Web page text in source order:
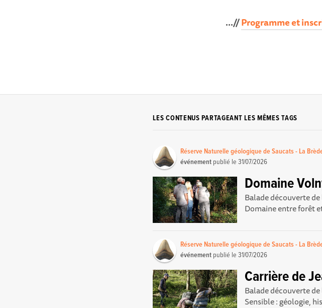
...//Programme et
LES CONTENUS PARTAGEANT LES MÊMES TAGS
Réserve Naturelle géologique de Saucats - La
événement publié le31/07/2026
Domaine
Balade découverte
Domaine entre forêt
Réserve Naturelle géologique de Saucats - La
événement publié le31/07/2026
Carrière de
Balade découverte
Sensible : géologie,